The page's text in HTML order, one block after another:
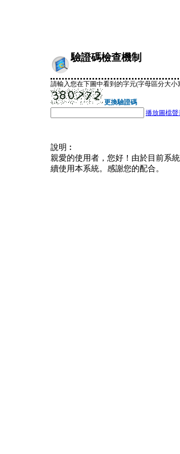
驗證碼檢查機制
請輸入您在下圖中看到的字元(字母區分大小
更換驗證碼
播放圖檔聲
說明︰
親愛的使用者，您好！由於目前系
續使用本系統。感謝您的配合。